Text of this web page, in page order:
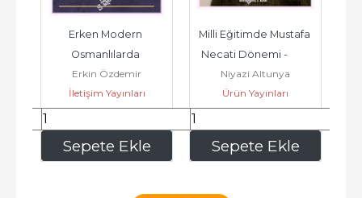
Sepete Ekle
Erken Modern
Osmanlılarda
İnançsızlığın Tarih
Öncesi - Kutsala
Erkin Özdemir
İletişim Yayınları
273,80 Sepete Ekle
Milli Eğitimde Mustafa
Necati Dönemi -
2026
Niyazi Altunya
Ürün Yayınları
640,00